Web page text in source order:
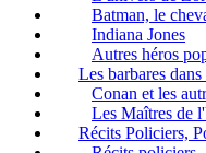
Batman, le
Indiana Jones
Autres héros
Les barbares
Conan et les
Les Maîtres de
Récits Policiers,